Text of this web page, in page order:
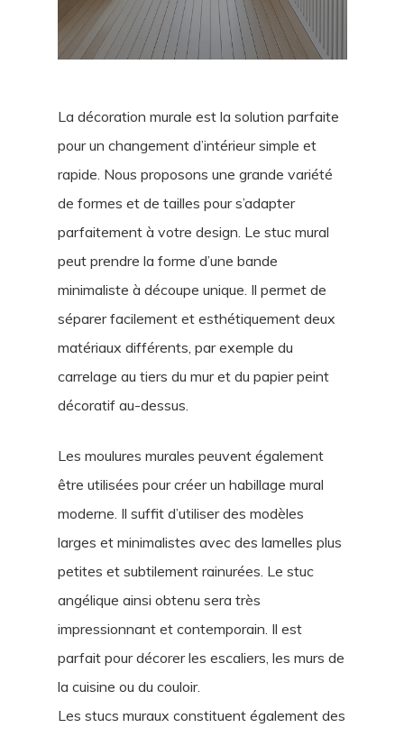
La décoration murale est la solution parfaite
pour un changement d’intérieur simple et
rapide. Nous proposons une grande variété
de formes et de tailles pour s’adapter
parfaitement à votre design. Le stuc mural
peut prendre la forme d’une bande
minimaliste à découpe unique. Il permet de
séparer facilement et esthétiquement deux
matériaux différents, par exemple du
carrelage au tiers du mur et du papier peint
décoratif au-dessus.
Les moulures murales peuvent également
être utilisées pour créer un habillage mural
moderne. Il suffit d’utiliser des modèles
larges et minimalistes avec des lamelles plus
petites et subtilement rainurées. Le stuc
angélique ainsi obtenu sera très
impressionnant et contemporain. Il est
parfait pour décorer les escaliers, les murs de
la cuisine ou du couloir.
Les stucs muraux constituent également des